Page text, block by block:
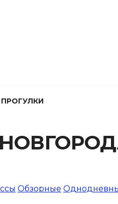
Обзорные